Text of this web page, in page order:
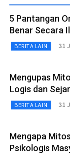
5 Pantangan
Benar Secara
BERITA LAIN 31
Mengupas
Logis dan
BERITA LAIN 31
Mengapa
Psikologis